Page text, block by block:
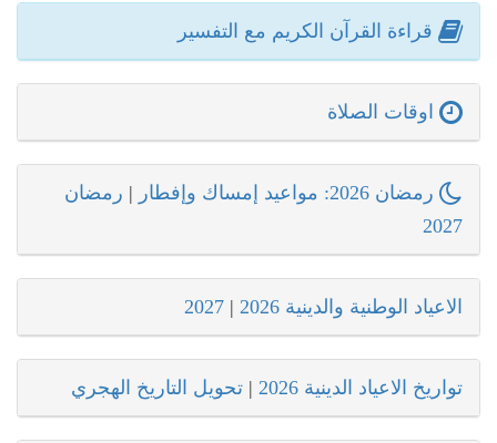
قراءة القرآن الكريم مع التفسير
اوقات الصلاة
رمضان 2026: مواعيد إمساك وإفطار | رمضان
2027
الاعياد الوطنية والدينية 2026 |
2027
تواريخ الاعياد الدينية 2026 | تحويل التاريخ الهجري